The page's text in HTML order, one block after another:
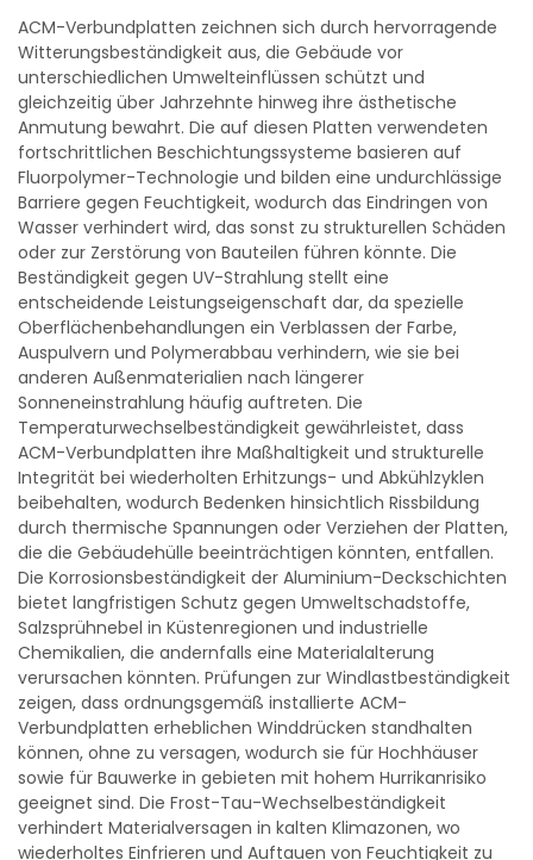
ACM-Verbundplatten zeichnen sich durch hervorragende
Witterungsbeständigkeit aus, die Gebäude vor
unterschiedlichen Umwelteinflüssen schützt und
gleichzeitig über Jahrzehnte hinweg ihre ästhetische
Anmutung bewahrt. Die auf diesen Platten verwendeten
fortschrittlichen Beschichtungssysteme basieren auf
Fluorpolymer-Technologie und bilden eine undurchlässige
Barriere gegen Feuchtigkeit, wodurch das Eindringen von
Wasser verhindert wird, das sonst zu strukturellen Schäden
oder zur Zerstörung von Bauteilen führen könnte. Die
Beständigkeit gegen UV-Strahlung stellt eine
entscheidende Leistungseigenschaft dar, da spezielle
Oberflächenbehandlungen ein Verblassen der Farbe,
Auspulvern und Polymerabbau verhindern, wie sie bei
anderen Außenmaterialien nach längerer
Sonneneinstrahlung häufig auftreten. Die
Temperaturwechselbeständigkeit gewährleistet, dass
ACM-Verbundplatten ihre Maßhaltigkeit und strukturelle
Integrität bei wiederholten Erhitzungs- und Abkühlzyklen
beibehalten, wodurch Bedenken hinsichtlich Rissbildung
durch thermische Spannungen oder Verziehen der Platten,
die die Gebäudehülle beeinträchtigen könnten, entfallen.
Die Korrosionsbeständigkeit der Aluminium-Deckschichten
bietet langfristigen Schutz gegen Umweltschadstoffe,
Salzsprühnebel in Küstenregionen und industrielle
Chemikalien, die andernfalls eine Materialalterung
verursachen könnten. Prüfungen zur Windlastbeständigkeit
zeigen, dass ordnungsgemäß installierte ACM-
Verbundplatten erheblichen Winddrücken standhalten
können, ohne zu versagen, wodurch sie für Hochhäuser
sowie für Bauwerke in gebieten mit hohem Hurrikanrisiko
geeignet sind. Die Frost-Tau-Wechselbeständigkeit
verhindert Materialversagen in kalten Klimazonen, wo
wiederholtes Einfrieren und Auftauen von Feuchtigkeit zu